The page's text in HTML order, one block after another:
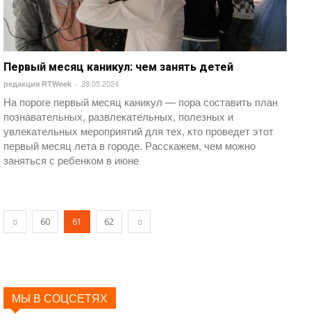
Первый месяц каникул: чем занять детей
редакция RTWeek - 28.05.2024
На пороге первый месяц каникул — пора составить план
познавательных, развлекательных, полезных и
увлекательных мероприятий для тех, кто проведет этот
первый месяц лета в городе. Расскажем, чем можно
заняться с ребенком в июне
60 61 62
МЫ В СОЦСЕТЯХ